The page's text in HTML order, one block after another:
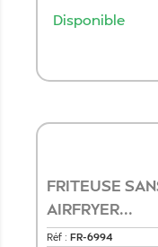
Disponible
FRITEUSE
AIRFRYER...
Réf : FR-6994